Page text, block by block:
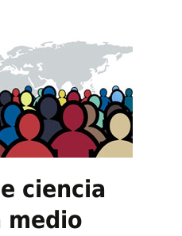
ciencia
medio